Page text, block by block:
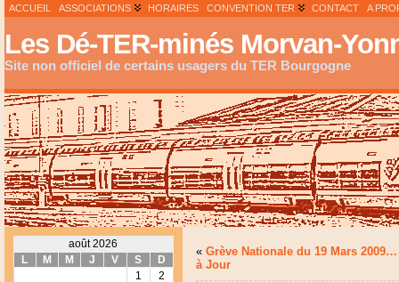
ACCUEIL ASSOCIATIONS HORAIRES CONVENTION TER CONTACT A
Les Dé-TER-minés Morvan-
Site non officiel de certains usagers du TER Bourgogne
août 2026
L
M M J V S
D
1
2
« Grève Nationale du 19 Mars
à Jour